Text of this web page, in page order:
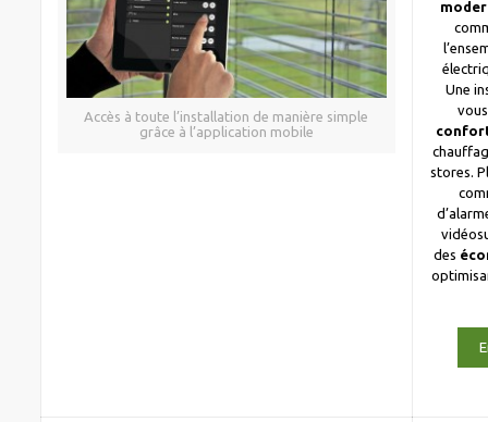
Accès à toute l’installation de manière simple
grâce à l’application mobile
Une
stores.
des